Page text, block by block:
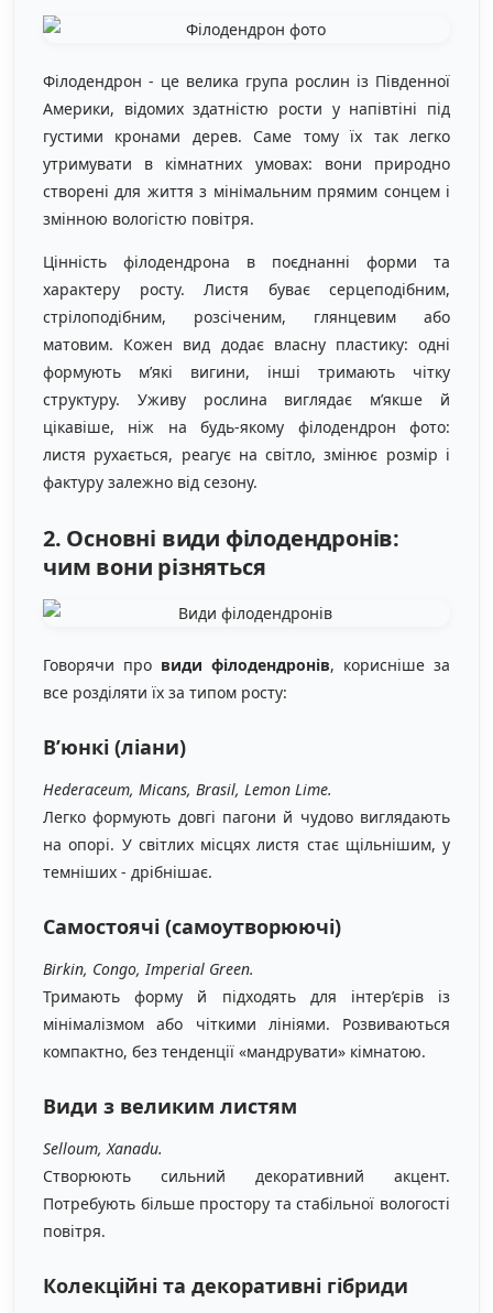
Філодендрон - це велика група рослин із Південної
Америки, відомих здатністю рости у напівтіні під
густими кронами дерев. Саме тому їх так легко
утримувати в кімнатних умовах: вони природно
створені для життя з мінімальним прямим сонцем і
змінною вологістю повітря.
Цінність філодендрона в поєднанні форми та
характеру росту. Листя буває серцеподібним,
стрілоподібним, розсіченим, глянцевим або
матовим. Кожен вид додає власну пластику: одні
формують м’які вигини, інші тримають чітку
структуру. Уживу рослина виглядає м’якше й
цікавіше, ніж на будь-якому філодендрон фото:
листя рухається, реагує на світло, змінює розмір і
фактуру залежно від сезону.
2. Основні види філодендронів:
чим вони різняться
Говорячи про види філодендронів, корисніше за
все розділяти їх за типом росту:
В’юнкі (ліани)
Hederaceum, Micans, Brasil, Lemon Lime.
Легко формують довгі пагони й чудово виглядають
на опорі. У світлих місцях листя стає щільнішим, у
темніших - дрібнішає.
Самостоячі (самоутворюючі)
Birkin, Congo, Imperial Green.
Тримають форму й підходять для інтер’єрів із
мінімалізмом або чіткими лініями. Розвиваються
компактно, без тенденції «мандрувати» кімнатою.
Види з великим листям
Selloum, Xanadu.
Створюють сильний декоративний акцент.
Потребують більше простору та стабільної вологості
повітря.
Колекційні та декоративні гібриди